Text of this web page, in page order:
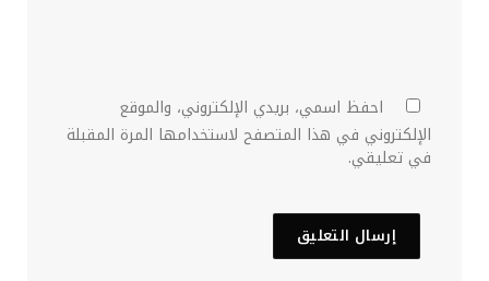
احفظ اسمي، بريدي الإلكتروني، والموقع
الإلكتروني في هذا المتصفح لاستخدامها المرة المقبلة
في تعليقي.